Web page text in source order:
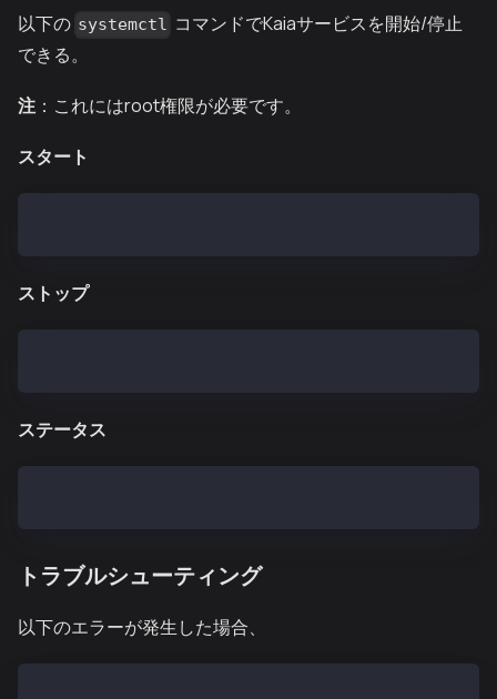
以下の systemctl コマンドでKaiaサービスを開始/停止
できる。
注 ：これにはroot権限が必要です。
スタート
ストップ
ステータス
トラブルシューティング
以下のエラーが発生した場合、